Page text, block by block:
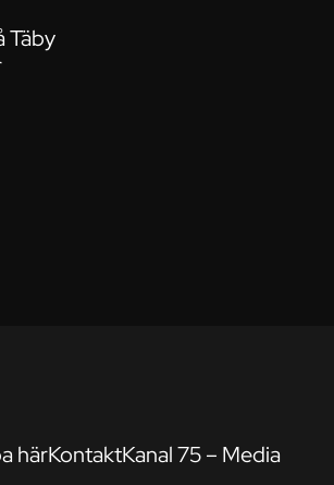
Täby
härKontaktKanal 75 – Media